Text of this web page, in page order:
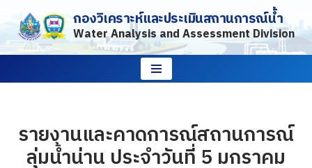
Skip
to
กองวิเคราะห์และประเมินสถานการณ์น้ำ
Water Analysis and Assessment Division
รายงานและคาดการณ์สถานการณ์
ลุ่มน้ำน่าน ประจำวันที่ 5 มกราคม